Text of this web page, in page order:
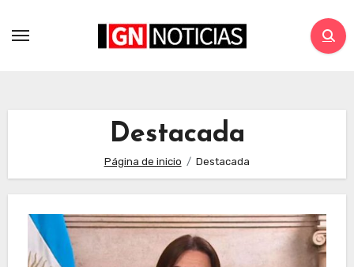
Destacada
Página de inicio Destacada